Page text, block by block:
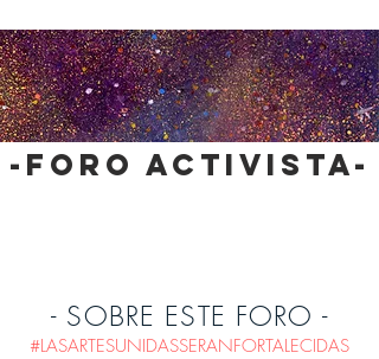
-foro activista-
- SOBRE ESTE FORO -
#LASARTESUNIDASSERANFORTALECIDAS